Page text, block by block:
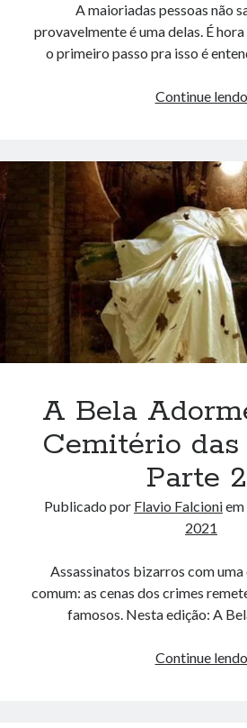
A maioriadas pessoas não
provavelmente é uma delas. É
o primeiro passo pra isso é
Continue lendo
A Bela
Cemitério das
Parte
Publicado por Flavio Falcioniem
2021
Assassinatos bizarros com
comum: as cenas dos crimes
famosos. Nesta edição: A
Continue lendoA